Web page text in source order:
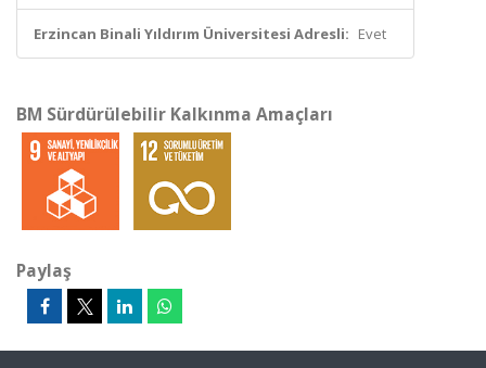
Erzincan Binali Yıldırım Üniversitesi Adresli: Evet
BM Sürdürülebilir Kalkınma Amaçları
Paylaş